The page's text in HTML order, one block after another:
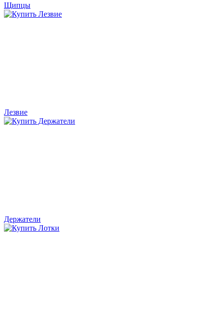
Щипцы
Лезвие
Держатели